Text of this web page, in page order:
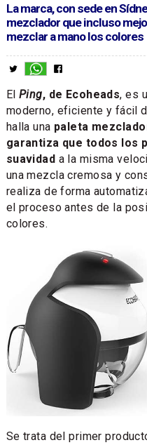
La marca, con sede en
mezclador que incluso
mezclar a mano los colores
El Ping, de Ecoheads, es
moderno, eficiente y fácil
halla una paleta
garantiza que todos los
suavidad a la misma
una mezcla cremosa y
realiza de forma
el proceso antes de la
colores.
Se trata del primer